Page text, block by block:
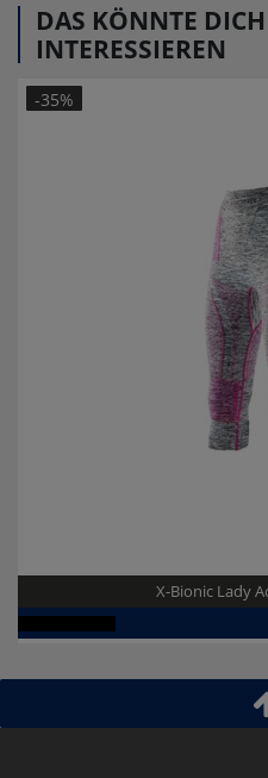
DAS KÖNNTE
INTERESSIEREN
-35%
X-Bionic Lady